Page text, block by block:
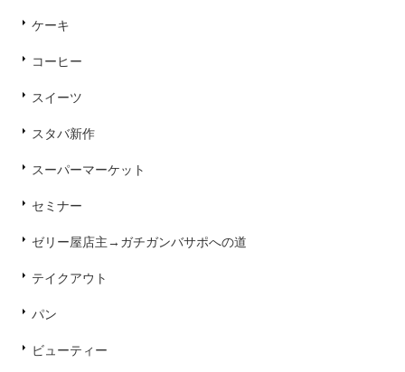
ケーキ
コーヒー
スイーツ
スタバ新作
スーパーマーケット
セミナー
ゼリー屋店主→ガチガンバサポへの道
テイクアウト
パン
ビューティー